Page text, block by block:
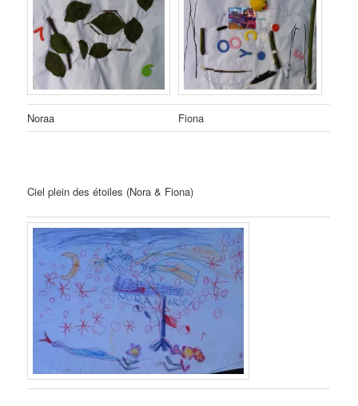
Noraa Fiona
Ciel plein des étoiles (Nora & Fiona)